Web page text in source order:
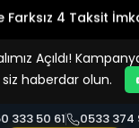
Farksız 4 Taksit
Açıldı!
haberdar olun.
333 50 61
0533 374